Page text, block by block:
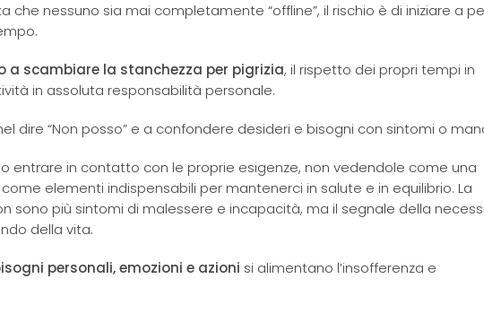
che nessuno sia mai completamente “offline”, il rischio è di iniziare a
a scambiare la stanchezza per pigrizia, il rispetto dei propri tempi in
in assoluta responsabilità personale.
dire “Non posso” e a confondere desideri e bisogni con sintomi o
entrare in contatto con le proprie esigenze, non vedendole come una
elementi indispensabili per mantenerci in salute e in equilibrio. La
sono più sintomi di malessere e incapacità, ma il segnale della
della vita.
personali, emozioni e azioni si alimentano l’insofferenza e